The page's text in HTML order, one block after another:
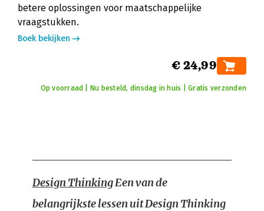
betere oplossingen voor maatschappelijke
vraagstukken.
Boek bekijken
€ 24,99
Op voorraad | Nu besteld, dinsdag in huis | Gratis verzonden
Design ThinkingEen van de
belangrijkste lessen uit Design Thinking